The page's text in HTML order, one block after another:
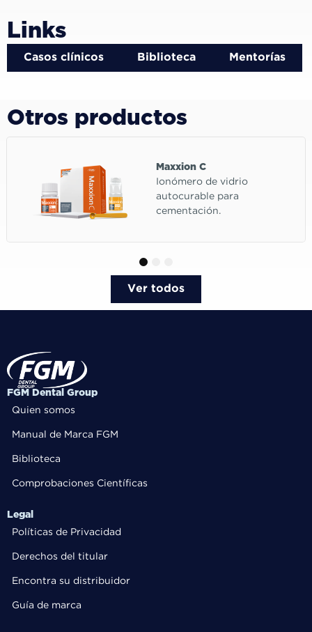
Links
Casos clínicos Biblioteca Mentorías
Otros productos
Maxxion C
Ionómero de vidrio
autocurable para
cementación.
Ver todos
FGM Dental Group
Quien somos
Manual de Marca FGM
Biblioteca
Comprobaciones Científicas
Legal
Políticas de Privacidad
Derechos del titular
Encontra su distribuidor
Guía de marca